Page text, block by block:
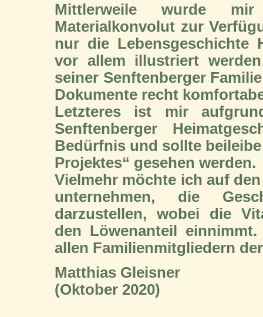
Mittlerweile wurde
Materialkonvolut zur
nur die Lebensgeschichte
vor allem illustriert
seiner Senftenberger
Dokumente recht
Letzteres ist mir
Senftenberger
Bedürfnis und sollte
Projektes“ gesehen werden.
Vielmehr möchte ich auf
unternehmen, die
darzustellen, wobei die
den Löwenanteil
allen Familienmitgliedern
Matthias Gleisner
(Oktober 2020)